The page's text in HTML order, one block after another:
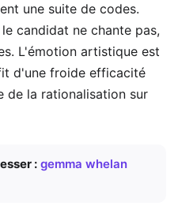
une suite de codes.
candidat ne chante pas,
L'émotion artistique est
d'une froide efficacité
de la rationalisation sur
: gemma whelan